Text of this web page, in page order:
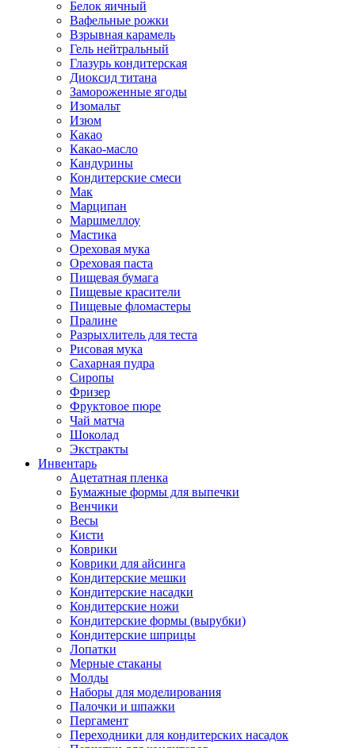
Белок яичный
Вафельные рожки
Взрывная карамель
Гель нейтральный
Глазурь кондитерская
Диоксид титана
Замороженные ягоды
Изомальт
Изюм
Какао
Какао-масло
Кандурины
Кондитерские смеси
Мак
Марципан
Маршмеллоу
Мастика
Ореховая мука
Ореховая паста
Пищевая бумага
Пищевые красители
Пищевые фломастеры
Пралине
Разрыхлитель для теста
Рисовая мука
Сахарная пудра
Сиропы
Фризер
Фруктовое пюре
Чай матча
Шоколад
Экстракты
Инвентарь
Ацетатная пленка
Бумажные формы для выпечки
Венчики
Весы
Кисти
Коврики
Коврики для айсинга
Кондитерские мешки
Кондитерские насадки
Кондитерские ножи
Кондитерские формы (вырубки)
Кондитерские шприцы
Лопатки
Мерные стаканы
Молды
Наборы для моделирования
Палочки и шпажки
Пергамент
Переходники для кондитерских насадок